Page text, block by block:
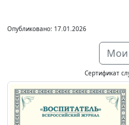
Опубликовано: 17.01.2026
Мои
Сертификат